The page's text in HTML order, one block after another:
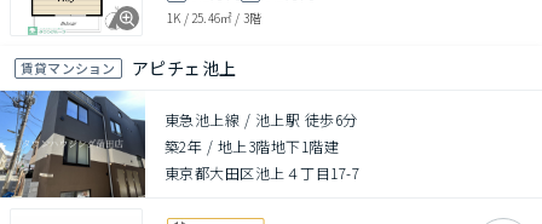
1K /25.46㎡ / 3階
賃貸マンション アピチェ池上
東急池上線 / 池上駅 徒歩6分
築2年 / 地上3階地下1階建
東京都大田区池上４丁目17-7